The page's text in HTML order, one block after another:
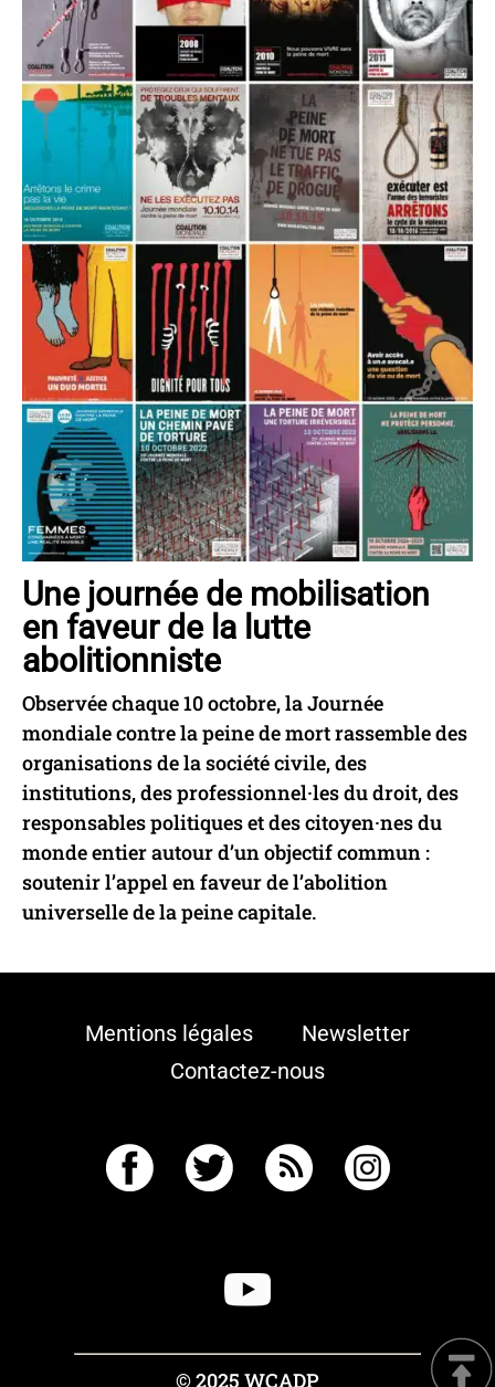
Une journée de mobilisation
en faveur de la lutte
abolitionniste
Observée chaque 10 octobre, la Journée
mondiale contre la peine de mort rassemble des
organisations de la société civile, des
institutions, des professionnel·les du droit, des
responsables politiques et des citoyen·nes du
monde entier autour d’un objectif commun :
soutenir l’appel en faveur de l’abolition
universelle de la peine capitale.
Mentions légales
Newsletter
Contactez-nous
© 2025 WCADP